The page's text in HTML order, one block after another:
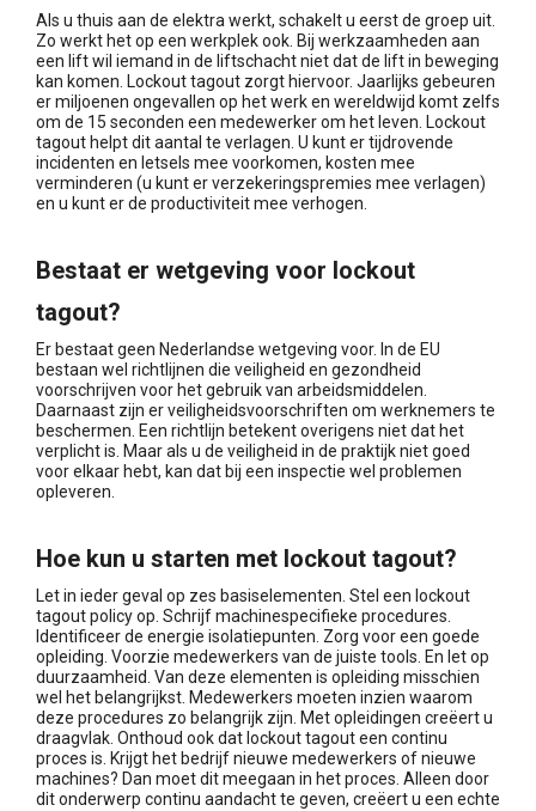
Als u thuis aan de elektra werkt, schakelt u eerst de groep uit.
Zo werkt het op een werkplek ook. Bij werkzaamheden aan
een lift wil iemand in de liftschacht niet dat de lift in beweging
kan komen. Lockout tagout zorgt hiervoor. Jaarlijks gebeuren
er miljoenen ongevallen op het werk en wereldwijd komt zelfs
om de 15 seconden een medewerker om het leven. Lockout
tagout helpt dit aantal te verlagen. U kunt er tijdrovende
incidenten en letsels mee voorkomen, kosten mee
verminderen (u kunt er verzekeringspremies mee verlagen)
en u kunt er de productiviteit mee verhogen.
Bestaat er wetgeving voor lockout
tagout?
Er bestaat geen Nederlandse wetgeving voor. In de EU
bestaan wel richtlijnen die veiligheid en gezondheid
voorschrijven voor het gebruik van arbeidsmiddelen.
Daarnaast zijn er veiligheidsvoorschriften om werknemers te
beschermen. Een richtlijn betekent overigens niet dat het
verplicht is. Maar als u de veiligheid in de praktijk niet goed
voor elkaar hebt, kan dat bij een inspectie wel problemen
opleveren.
Hoe kun u starten met lockout tagout?
Let in ieder geval op zes basiselementen. Stel een lockout
tagout policy op. Schrijf machinespecifieke procedures.
Identificeer de energie isolatiepunten. Zorg voor een goede
opleiding. Voorzie medewerkers van de juiste tools. En let op
duurzaamheid. Van deze elementen is opleiding misschien
wel het belangrijkst. Medewerkers moeten inzien waarom
deze procedures zo belangrijk zijn. Met opleidingen creëert u
draagvlak. Onthoud ook dat lockout tagout een continu
proces is. Krijgt het bedrijf nieuwe medewerkers of nieuwe
machines? Dan moet dit meegaan in het proces. Alleen door
dit onderwerp continu aandacht te geven, creëert u een echte